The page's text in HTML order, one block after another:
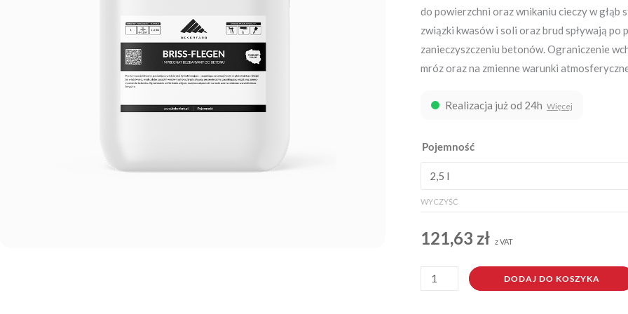
do powierzchni oraz wnikaniu cieczy w głąb
związki kwasów i soli oraz brud spływają
zanieczyszczeniu betonów. Ograniczenie
mróz oraz na zmienne warunki
Realizacja już od 24h Więcej
Pojemność
WYCZYŚĆ
121,63 zł z VAT
Impregnat
do
DODAJ DO KOSZYKA